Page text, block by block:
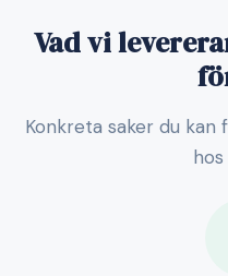
Vad vi
Konkreta saker du kan
hos